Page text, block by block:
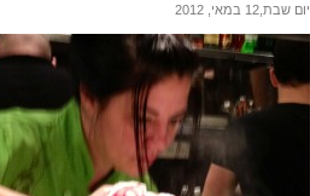
יום שבת,12 במאי, 2012